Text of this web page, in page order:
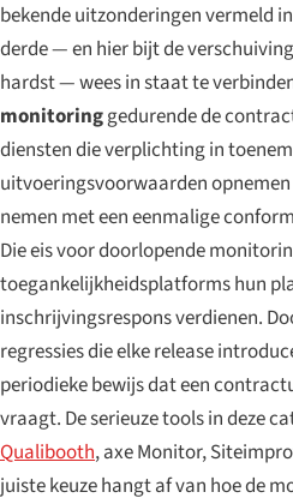
bekende uitzonderingen vermeld
derde — en hier bijt de
hardst — wees in staat te
monitoringgedurende de
diensten die verplichting in
uitvoeringsvoorwaarden
nemen met een eenmalige
Die eis voor doorlopende
toegankelijkheidsplatforms hun
inschrijvingsrespons verdienen.
regressies die elke release
periodieke bewijs dat een
vraagt. De serieuze tools in deze
Qualibooth, axe Monitor,
juiste keuze hangt af van hoe de